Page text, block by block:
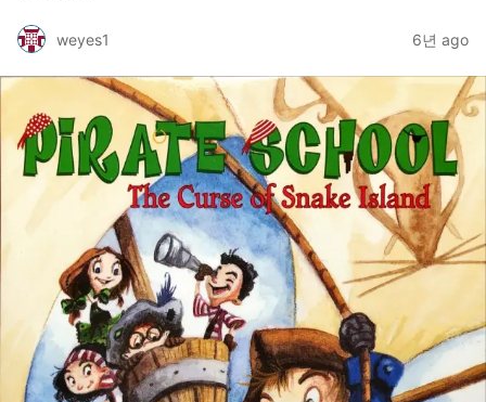
weyes1 6년 ago